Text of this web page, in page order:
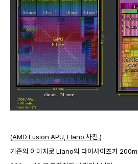
(AMD Fusion APU, Llano 사진.)
기존의 이미지로 Llano의 다이사이즈가